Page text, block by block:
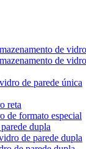
de
de
de parede única
reta
de formato especial
dupla
de parede dupla